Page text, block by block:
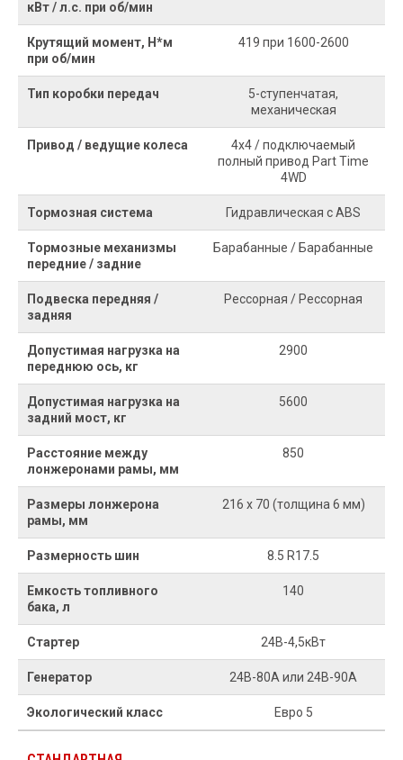
кВт / л.с. при об/мин
Крутящий момент, Н*м
при об/мин
419 при 1600-2600
Тип коробки передач
5-ступенчатая,
механическая
Привод / ведущие колеса
4х4 / подключаемый
полный привод Part Time
4WD
Тормозная система Гидравлическая с ABS
Тормозные механизмы
передние / задние
Барабанные / Барабанные
Подвеска передняя /
задняя
Рессорная / Рессорная
Допустимая нагрузка на
переднюю ось, кг
2900
Допустимая нагрузка на
задний мост, кг
5600
Расстояние между
лонжеронами рамы, мм
850
Размеры лонжерона
рамы, мм
216 х 70 (толщина 6 мм)
Размерность шин 8.5 R17.5
Емкость топливного
бака, л
140
Стартер 24В-4,5кВт
Генератор 24В-80А или 24В-90А
Экологический класс Евро 5